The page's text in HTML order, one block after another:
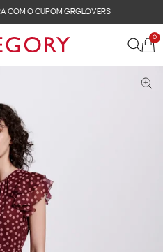
O CUPOM GRGLOVERS
0